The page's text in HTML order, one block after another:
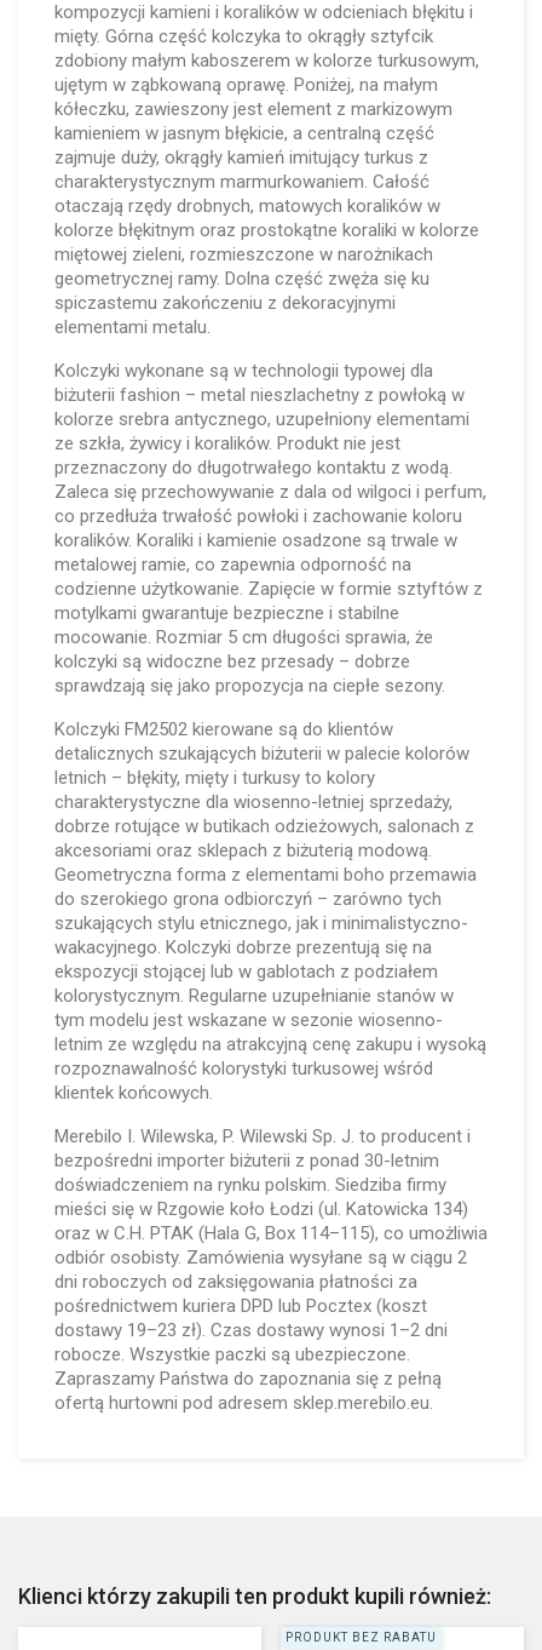
kompozycji kamieni i koralików w odcieniach błękitu i
mięty. Górna część kolczyka to okrągły sztyfcik
zdobiony małym kaboszerem w kolorze turkusowym,
ujętym w ząbkowaną oprawę. Poniżej, na małym
kółeczku, zawieszony jest element z markizowym
kamieniem w jasnym błękicie, a centralną część
zajmuje duży, okrągły kamień imitujący turkus z
charakterystycznym marmurkowaniem. Całość
otaczają rzędy drobnych, matowych koralików w
kolorze błękitnym oraz prostokątne koraliki w kolorze
miętowej zieleni, rozmieszczone w narożnikach
geometrycznej ramy. Dolna część zwęża się ku
spiczastemu zakończeniu z dekoracyjnymi
elementami metalu.
Kolczyki wykonane są w technologii typowej dla
biżuterii fashion – metal nieszlachetny z powłoką w
kolorze srebra antycznego, uzupełniony elementami
ze szkła, żywicy i koralików. Produkt nie jest
przeznaczony do długotrwałego kontaktu z wodą.
Zaleca się przechowywanie z dala od wilgoci i perfum,
co przedłuża trwałość powłoki i zachowanie koloru
koralików. Koraliki i kamienie osadzone są trwale w
metalowej ramie, co zapewnia odporność na
codzienne użytkowanie. Zapięcie w formie sztyftów z
motylkami gwarantuje bezpieczne i stabilne
mocowanie. Rozmiar 5 cm długości sprawia, że
kolczyki są widoczne bez przesady – dobrze
sprawdzają się jako propozycja na ciepłe sezony.
Kolczyki FM2502 kierowane są do klientów
detalicznych szukających biżuterii w palecie kolorów
letnich – błękity, mięty i turkusy to kolory
charakterystyczne dla wiosenno-letniej sprzedaży,
dobrze rotujące w butikach odzieżowych, salonach z
akcesoriami oraz sklepach z biżuterią modową.
Geometryczna forma z elementami boho przemawia
do szerokiego grona odbiorczyń – zarówno tych
szukających stylu etnicznego, jak i minimalistyczno-
wakacyjnego. Kolczyki dobrze prezentują się na
ekspozycji stojącej lub w gablotach z podziałem
kolorystycznym. Regularne uzupełnianie stanów w
tym modelu jest wskazane w sezonie wiosenno-
letnim ze względu na atrakcyjną cenę zakupu i wysoką
rozpoznawalność kolorystyki turkusowej wśród
klientek końcowych.
Merebilo I. Wilewska, P. Wilewski Sp. J. to producent i
bezpośredni importer biżuterii z ponad 30-letnim
doświadczeniem na rynku polskim. Siedziba firmy
mieści się w Rzgowie koło Łodzi (ul. Katowicka 134)
oraz w C.H. PTAK (Hala G, Box 114–115), co umożliwia
odbiór osobisty. Zamówienia wysyłane są w ciągu 2
dni roboczych od zaksięgowania płatności za
pośrednictwem kuriera DPD lub Pocztex (koszt
dostawy 19–23 zł). Czas dostawy wynosi 1–2 dni
robocze. Wszystkie paczki są ubezpieczone.
Zapraszamy Państwa do zapoznania się z pełną
ofertą hurtowni pod adresem sklep.merebilo.eu.
Klienci którzy zakupili ten produkt kupili również:
PRODUKT BEZ RABATU